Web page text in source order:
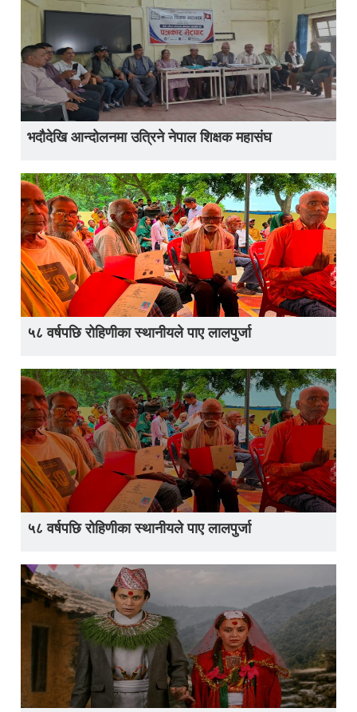
भदौदेखि आन्दोलनमा उत्रिने नेपाल शिक्षक महासंघ
५८ वर्षपछि रोहिणीका स्थानीयले पाए लालपुर्जा
५८ वर्षपछि रोहिणीका स्थानीयले पाए लालपुर्जा